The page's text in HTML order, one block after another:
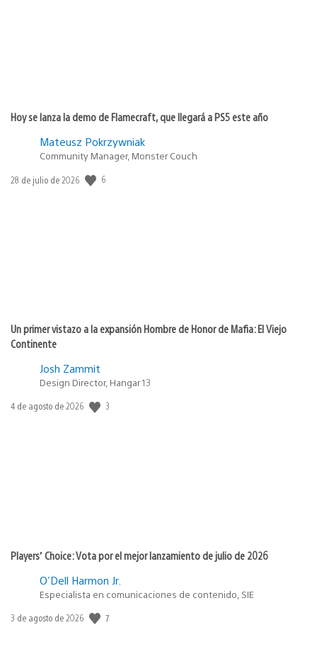
Hoy se lanza la demo de Flamecraft, que llegará a PS5 este año
Mateusz Pokrzywniak
Community Manager, Monster Couch
Fecha
28 de julio de 2026 6
Un primer vistazo a la expansión Hombre de Honor de Mafia: El Viejo
Continente
Josh Zammit
Design Director, Hangar 13
Fecha
4 de agosto de 2026 3
Players’ Choice: Vota por el mejor lanzamiento de julio de 2026
O'Dell Harmon Jr.
Especialista en comunicaciones de contenido, SIE
Fecha
3 de agosto de 2026 7